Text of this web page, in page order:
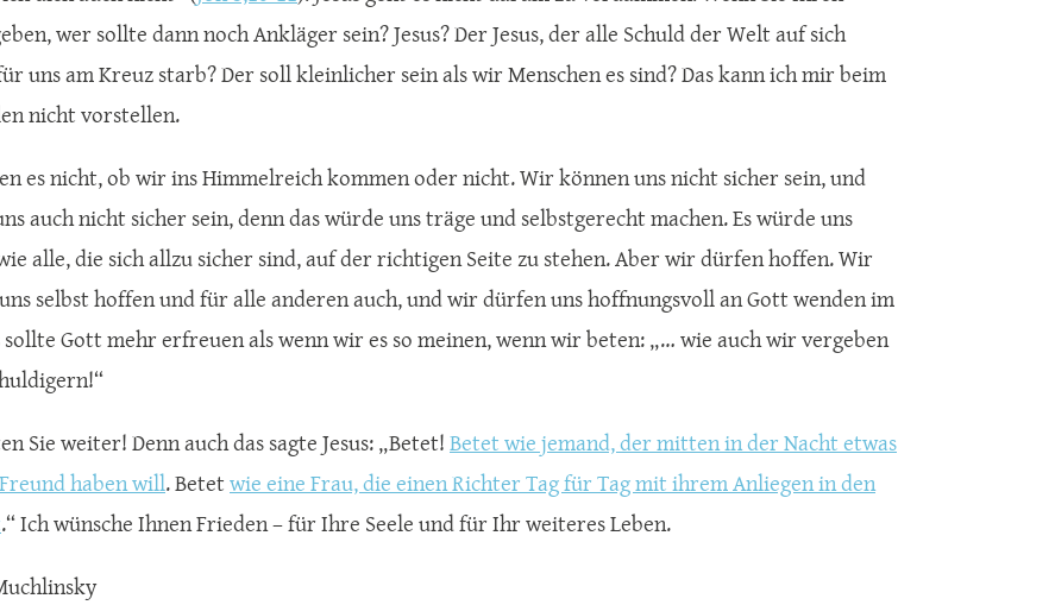
wer sollte dann noch Ankläger sein? Jesus? Der Jesus, der alle Schuld der Welt auf sich
uns am Kreuz starb? Der soll kleinlicher sein als wir Menschen es sind? Das kann ich mir beim
nicht vorstellen.
es nicht, ob wir ins Himmelreich kommen oder nicht. Wir können uns nicht sicher sein, und
auch nicht sicher sein, denn das würde uns träge und selbstgerecht machen. Es würde uns
alle, die sich allzu sicher sind, auf der richtigen Seite zu stehen. Aber wir dürfen hoffen. Wir
selbst hoffen und für alle anderen auch, und wir dürfen uns hoffnungsvoll an Gott wenden im
sollte Gott mehr erfreuen als wenn wir es so meinen, wenn wir beten: „… wie auch wir vergeben
Sie weiter! Denn auch das sagte Jesus: „Betet!Betet wie jemand, der mitten in der Nacht etwas
haben will. Betetwie eine Frau, die einen Richter Tag für Tag mit ihrem Anliegen in den
.“ Ich wünsche Ihnen Frieden – für Ihre Seele und für Ihr weiteres Leben.